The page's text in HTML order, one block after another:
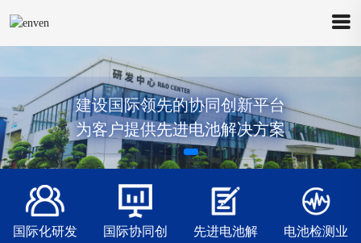
建设国际领先的协同创新平台
为客户提供先进电池解决方案
国际化研发
国际协同创
先进电池解
电池检测业